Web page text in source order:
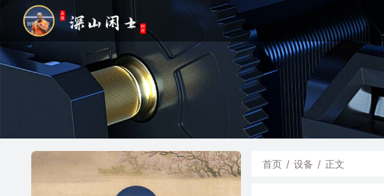
首页 / 设备 / 正文